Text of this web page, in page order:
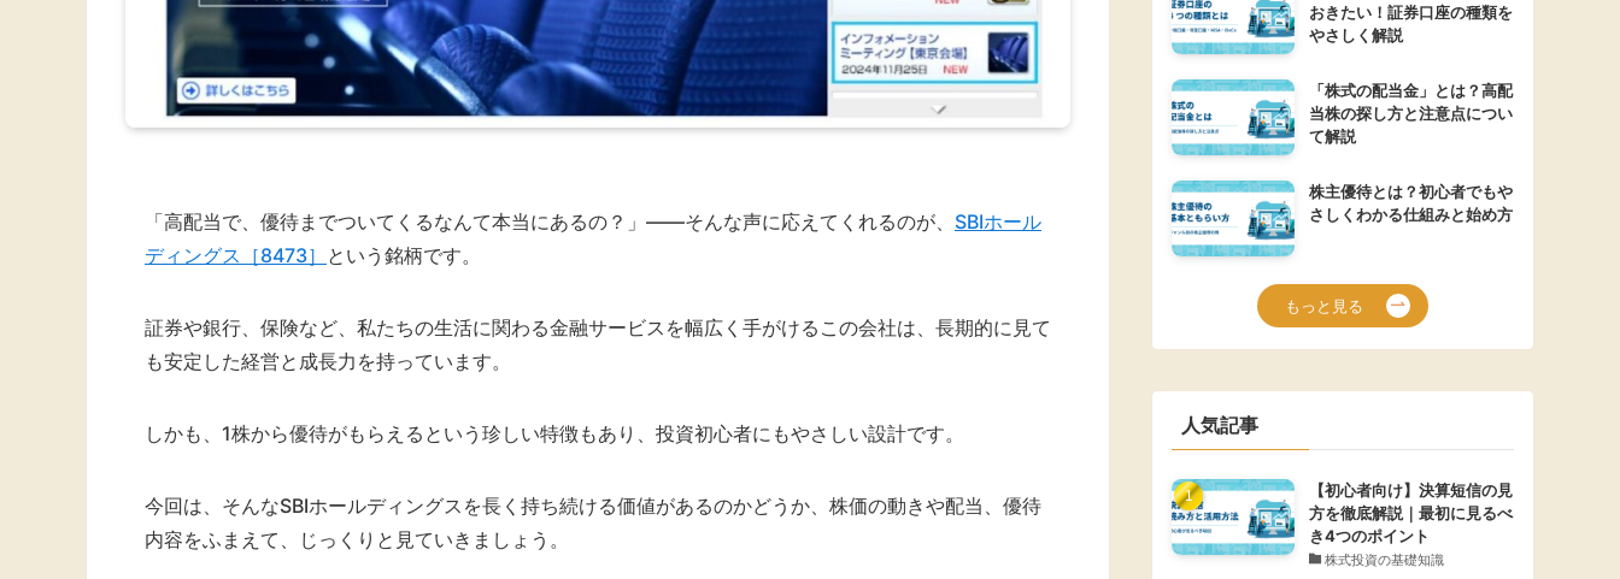
「高配当で、優待までついてくるなんて本当にあるの？」——そんな声に応えてくれるのが、 SBIホール
ディングス［8473］ という銘柄です。
証券や銀行、保険など、私たちの生活に関わる金融サービスを幅広く手がけるこの会社は、長期的に見て
も安定した経営と成長力を持っています。
しかも、1株から優待がもらえるという珍しい特徴もあり、投資初心者にもやさしい設計です。
今回は、そんなSBIホールディングスを長く持ち続ける価値があるのかどうか、株価の動きや配当、優待
内容をふまえて、じっくりと見ていきましょう。
おきたい！証券口座の種類を
やさしく解説
「株式の配当金」とは？高配
当株の探し方と注意点につい
て解説
株主優待とは？初心者でもや
さしくわかる仕組みと始め方
もっと見る
人気記事
【初心者向け】決算短信の見
方を徹底解説｜最初に見るべ
き4つのポイント
株式投資の基礎知識